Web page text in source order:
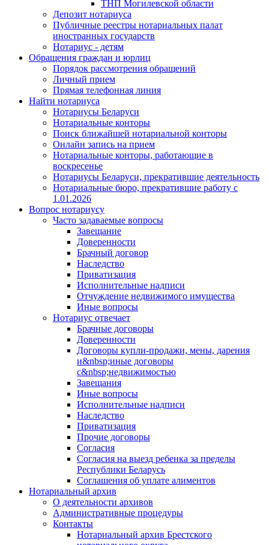
ТНП Могилевской области
Депозит нотариуса
Публичные реестры нотариальных палат
иностранных государств
Нотариус - детям
Обращения граждан и юрлиц
Порядок рассмотрения обращений
Личный прием
Прямая телефонная линия
Найти нотариуса
Нотариусы Беларуси
Нотариальные конторы
Поиск ближайшей нотариальной конторы
Онлайн запись на прием
Нотариальные конторы, работающие в
воскресенье
Нотариусы Беларуси, прекратившие деятельность
Нотариальные бюро, прекратившие работу с
1.01.2026
Вопрос нотариусу
Часто задаваемые вопросы
Завещание
Доверенности
Брачный договор
Наследство
Приватизация
Исполнительные надписи
Отчуждение недвижимого имущества
Иные вопросы
Нотариус отвечает
Брачные договоры
Доверенности
Договоры купли-продажи, мены, дарения
и&nbsp;иные договоры
с&nbsp;недвижимостью
Завещания
Иные вопросы
Исполнительные надписи
Наследство
Приватизация
Прочие договоры
Согласия
Согласия на выезд ребенка за пределы
Республики Беларусь
Соглашения об уплате алиментов
Нотариальный архив
О деятельности архивов
Административные процедуры
Контакты
Нотариальный архив Брестского